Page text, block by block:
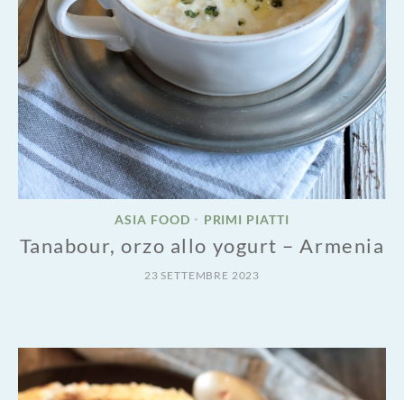
ASIA FOOD • PRIMI PIATTI
Tanabour, orzo allo yogurt – Armenia
23 SETTEMBRE 2023